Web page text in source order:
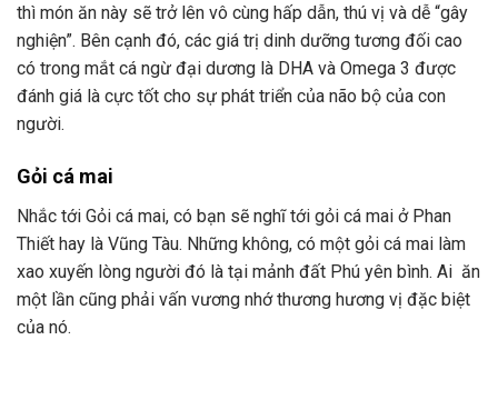
thì món ăn này sẽ trở lên vô cùng hấp dẫn, thú vị và dễ “gây
nghiện”. Bên cạnh đó, các giá trị dinh dưỡng tương đối cao
có trong mắt cá ngừ đại dương là DHA và Omega 3 được
đánh giá là cực tốt cho sự phát triển của não bộ của con
người.
Gỏi cá mai
Nhắc tới Gỏi cá mai, có bạn sẽ nghĩ tới gỏi cá mai ở Phan
Thiết hay là Vũng Tàu. Những không, có một gỏi cá mai làm
xao xuyến lòng người đó là tại mảnh đất Phú yên bình. Ai ăn
một lần cũng phải vấn vương nhớ thương hương vị đặc biệt
của nó.